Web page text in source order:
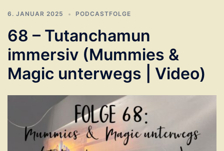
6. JANUAR 2025 PODCASTFOLGE
68 – Tutanchamun
immersiv (Mummies &
Magic unterwegs | Video)